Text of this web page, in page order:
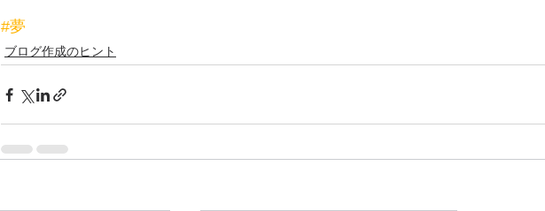
#夢
ブログ作成のヒント